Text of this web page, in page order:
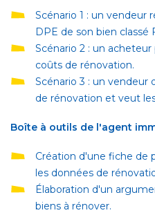
Scénario 1 : un vendeur
DPE de son bien classé
Scénario 2 : un
coûts de rénovation.
Scénario 3 : un vendeur
de rénovation et veut
Boîte à outils de l'agent
Création d'une fiche de
les données de
Élaboration d'un
biens à rénover.